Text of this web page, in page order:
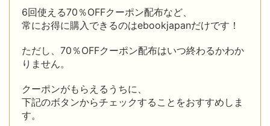
6回使える70％OFFクーポン配布など、
常にお得に購入できるのはebookjapanだけです！
ただし、70％OFFクーポン配布はいつ終わるかわか
りません。
クーポンがもらえるうちに、
下記のボタンからチェックすることをおすすめしま
す。